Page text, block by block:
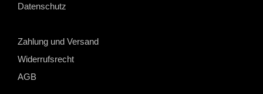
Datenschutz
Zahlung und Versand
Widerrufsrecht
AGB